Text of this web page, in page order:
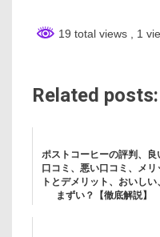
19 total views , 1
Related posts:
ポストコーヒーの評判、良
口コミ、悪い口コミ、メリ
トとデメリット、おいしい、
まずい？【徹底解説】